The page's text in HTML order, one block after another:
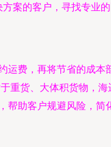
案的客户，寻找专业的
费，再将节省的成本
重货、大体积货物，海
帮助客户规避风险，简